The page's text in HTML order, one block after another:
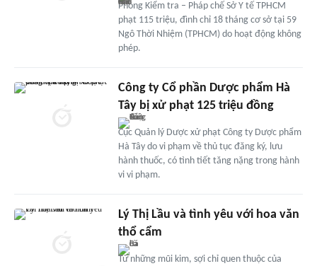
Phòng Kiểm tra – Pháp chế Sở Y tế TPHCM
phạt 115 triệu, đình chỉ 18 tháng cơ sở tại 59
Ngô Thời Nhiệm (TPHCM) do hoạt động không
phép.
Công ty Cổ phần Dược phẩm Hà
Tây bị xử phạt 125 triệu đồng
Cục Quản lý Dược xử phạt Công ty Dược phẩm
Hà Tây do vi phạm về thủ tục đăng ký, lưu
hành thuốc, có tình tiết tăng nặng trong hành
vi vi phạm.
Lý Thị Lầu và tình yêu với hoa văn
thổ cẩm
Từ những mũi kim, sợi chỉ quen thuộc của